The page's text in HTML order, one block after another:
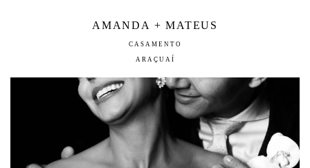
AMANDA + MATEUS
CASAMENTO
ARAÇUAÍ